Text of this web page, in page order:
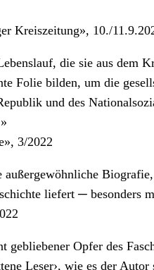
Kreiszeitung», 10./
die sie aus dem
Folie bilden, um die
und des
3/2022
außergewöhnliche
liefert ─ besonders
Opfer des
Leser›, wie es der Autor